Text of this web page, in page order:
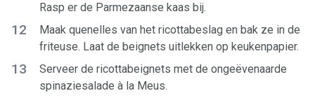
Rasp er de Parmezaanse kaas bij.
12
Maak quenelles van het ricottabeslag en bak ze in de
friteuse. Laat de beignets uitlekken op keukenpapier.
13
Serveer de ricottabeignets met de ongeëvenaarde
spinaziesalade à la Meus.